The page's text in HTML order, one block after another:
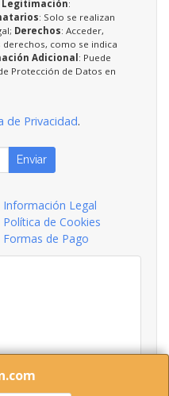
Legitimación:
: Solo se realizan
Derechos: Acceder,
como se indica
Adicional: Puede
Protección de Datos en
de Privacidad.
Enviar
Información Legal
Política de Cookies
Formas de Pago